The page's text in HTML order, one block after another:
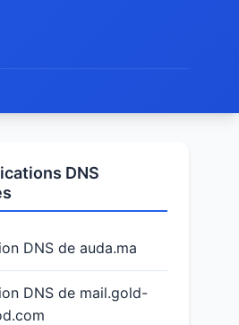
DNS
DNS de auda.ma
DNS de mail.gold-